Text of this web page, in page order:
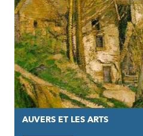
AUVERS ET LES ARTS